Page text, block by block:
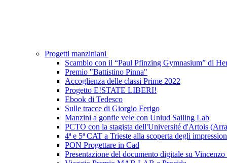
Progetti manziniani
Scambio con il “Paul Pfinzing Gymnasium” di
Premio "Battistino Pinna"
Accoglienza delle classi Prime 2022
Progetto E!STATE LIBERI!
Ebook di Tedesco
Sulle tracce di Giorgio Ferigo
Manzini a gonfie vele con Uniud Sailing Lab
PCTO con la stagista dell'Université d'Artois
4ª e 5ª CAT a Trieste alla scoperta degli
PON Progettare in Cad
Presentazione del documento digitale su